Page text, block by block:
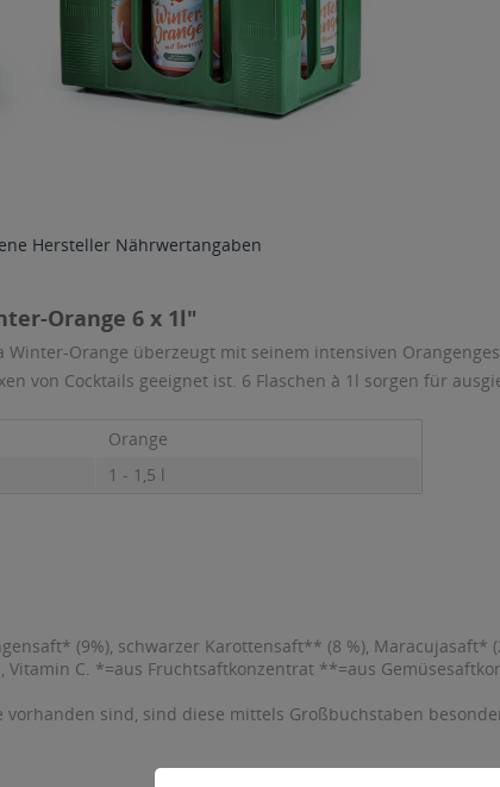
Hersteller Nährwertangaben
Orange 6 x 1l"
Winter-Orange überzeugt mit seinem intensiven
von Cocktails geeignet ist. 6 Flaschen à 1l sorgen für
Orange
1 - 1,5 l
(9%), schwarzer Karottensaft** (8 %),
C. *=aus Fruchtsaftkonzentrat **=aus
vorhanden sind, sind diese mittels Großbuchstaben